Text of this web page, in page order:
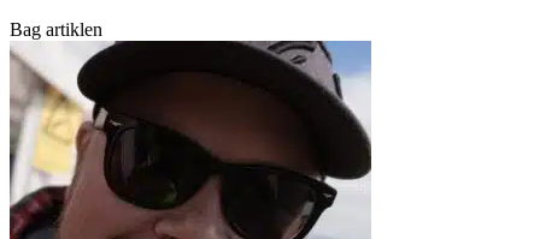
Bag artiklen